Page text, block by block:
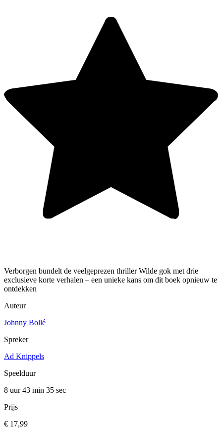
Verborgen bundelt de veelgeprezen thriller Wilde gok met drie
exclusieve korte verhalen – een unieke kans om dit boek opnieuw te
ontdekken
Auteur
Johnny Bollé
Spreker
Ad Knippels
Speelduur
8 uur 43 min 35 sec
Prijs
€ 17,99